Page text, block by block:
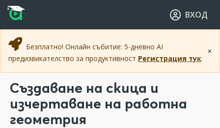
Прескочи към основното съдържание
Прескочи към навигацията
ВХОД
×
Безплатно! Онлайн събитие: 5-дневно AI
предизвикателство за продуктивност Регистрация тук.
Създаване на скица и
изчертаване на работна
геометрия